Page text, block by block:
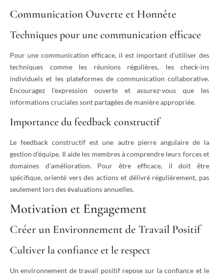
Communication Ouverte et Honnête
Techniques pour une communication efficace
Pour une communication efficace, il est important d’utiliser des
techniques comme les réunions régulières, les check-ins
individuels et les plateformes de communication collaborative.
Encouragez l’expression ouverte et assurez-vous que les
informations cruciales sont partagées de manière appropriée.
Importance du feedback constructif
Le feedback constructif est une autre pierre angulaire de la
gestion d’équipe. Il aide les membres à comprendre leurs forces et
domaines d’amélioration. Pour être efficace, il doit être
spécifique, orienté vers des actions et délivré régulièrement, pas
seulement lors des évaluations annuelles.
Motivation et Engagement
Créer un Environnement de Travail Positif
Cultiver la confiance et le respect
Un environnement de travail positif repose sur la confiance et le